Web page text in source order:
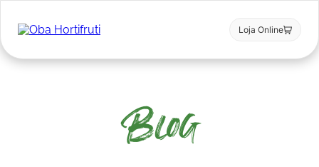
Loja Online
Blog